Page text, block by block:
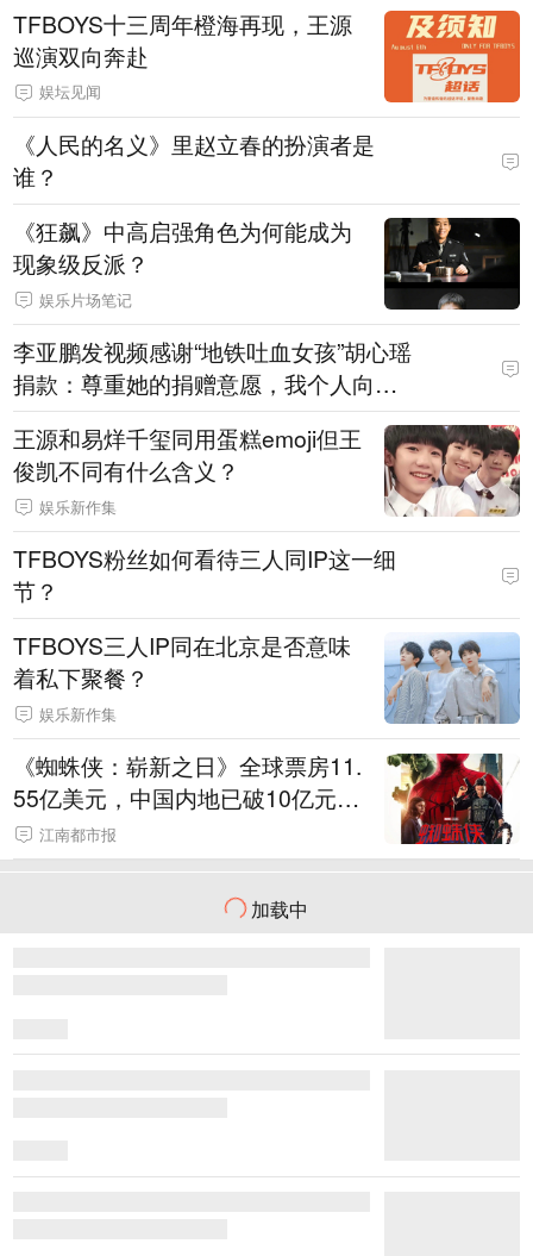
TFBOYS十三周年橙海再现，王源
巡演双向奔赴
娱坛见闻
《人民的名义》里赵立春的扮演者是
谁？
《狂飙》中高启强角色为何能成为
现象级反派？
娱乐片场笔记
李亚鹏发视频感谢“地铁吐血女孩”胡心瑶
捐款：尊重她的捐赠意愿，我个人向她
捐赠99999元，也向其病友之家捐赠999
99元
王源和易烊千玺同用蛋糕emoji但王
俊凯不同有什么含义？
娱乐新作集
TFBOYS粉丝如何看待三人同IP这一细
节？
TFBOYS三人IP同在北京是否意味
着私下聚餐？
娱乐新作集
《蜘蛛侠：崭新之日》全球票房11.
55亿美元，中国内地已破10亿元，
暂时登顶2026全球票房榜
江南都市报
加载中